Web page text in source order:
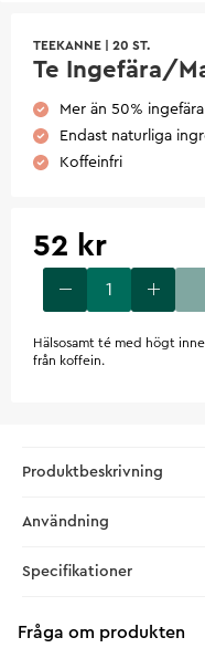
TEEKANNE 20 ST.
Te Ingefära/
Mer än 50% ingefära
Endast naturliga
Koffeinfri
52 kr
Hälsosamt té med högt
från koffein.
Produktbeskrivning
Användning
Specifikationer
Fråga om produkten